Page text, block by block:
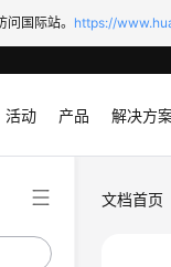
国际站。 https://
活动 产品 解决方
文档首页